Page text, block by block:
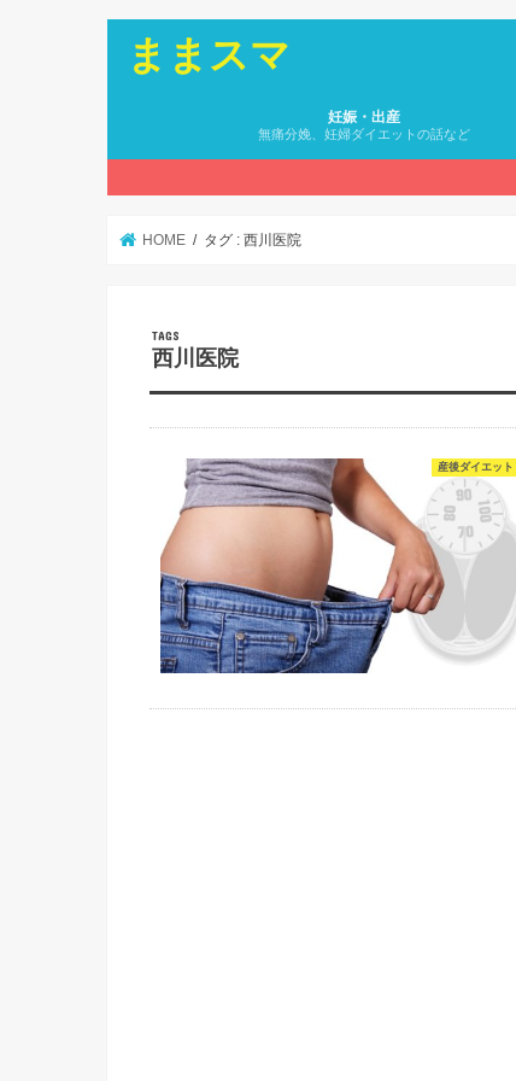
ままスマ
妊娠・出産
無痛分娩、妊婦ダイエットの話など
HOME タグ : 西川医院
西川医院
産後ダイエット